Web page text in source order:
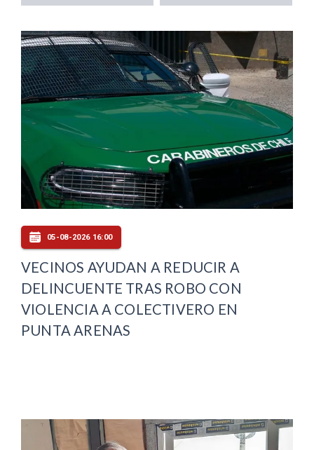
05-08-2026 16:00
VECINOS AYUDAN A REDUCIR A
DELINCUENTE TRAS ROBO CON
VIOLENCIA A COLECTIVERO EN
PUNTA ARENAS